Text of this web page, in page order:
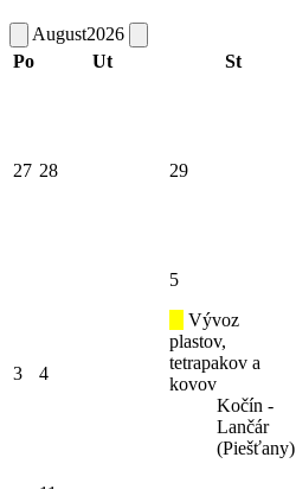
August2026
Po
Ut St
27 28 29
3 4
5
Vývoz
plastov,
tetrapakov a
kovov
Kočín -
Lančár
(Piešťany)